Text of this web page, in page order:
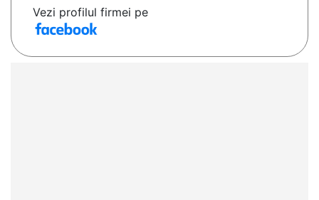
Vezi profilul firmei pe